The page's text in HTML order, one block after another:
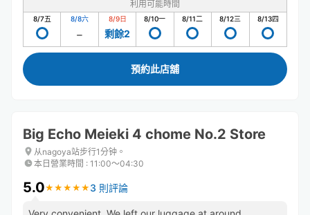
利用可能時間
8/7五 8/8六 8/9日
剩餘2
8/10一 8/11二 8/12三 8/13四
預約此店舖
Big Echo Meieki 4 chome No.2 Store
从nagoya站步行1分钟。
本日營業時間 : 11:00〜04:30
5.0★ ★ ★ ★ ★
★ ★ ★ ★ ★ 3 則評論